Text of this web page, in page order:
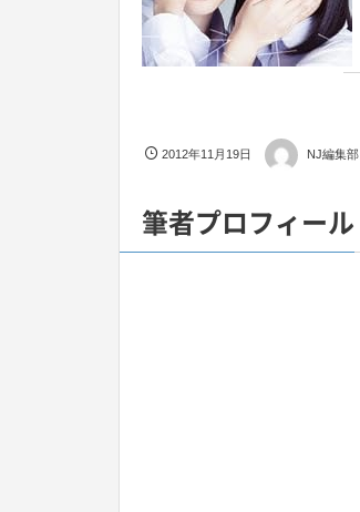
2012年11月19日 NJ編集部
筆者プロフィール